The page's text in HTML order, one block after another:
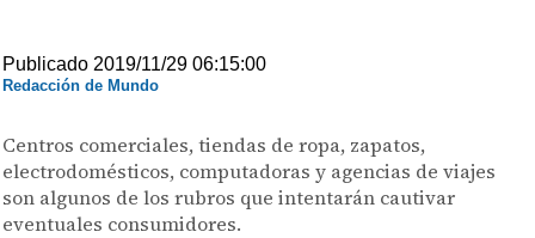
Publicado 2019/11/29 06:15:00
Redacción de Mundo
Centros comerciales, tiendas de ropa, zapatos,
electrodomésticos, computadoras y agencias de viajes
son algunos de los rubros que intentarán cautivar
eventuales consumidores.